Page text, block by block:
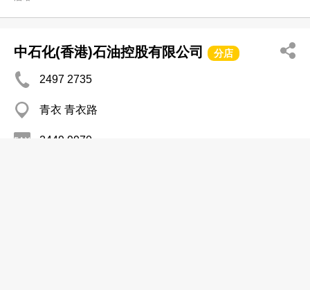
中石化(香港)石油控股有限公司 分店
2497 2735
青衣 青衣路
2449 9970